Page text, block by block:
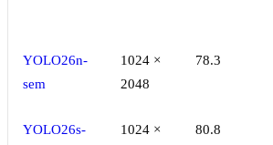
YOLO26n-
sem
1024 ×
2048
78.3
YOLO26s-
1024 ×
80.8